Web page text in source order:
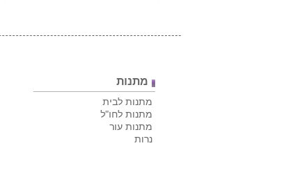
מתנות
מתנות לבית
מתנות לחו"ל
מתנות עור
נרות